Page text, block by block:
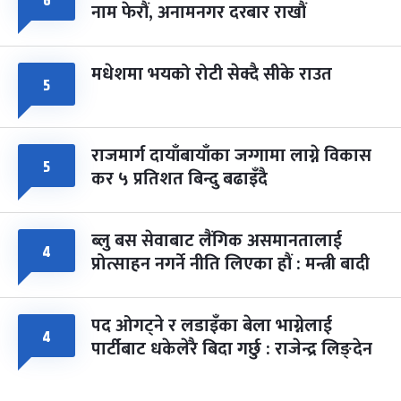
नाम फेरौं, अनामनगर दरबार राखौं
५ मधेशमा भयको रोटी सेक्दै सीके राउत
५ राजमार्ग दायाँबायाँका जग्गामा लाग्ने विकास
कर ५ प्रतिशत बिन्दु बढाइँदै
४ ब्लु बस सेवाबाट लैंगिक असमानतालाई
प्रोत्साहन नगर्ने नीति लिएका हौं : मन्त्री बादी
४ पद ओगट्ने र लडाइँका बेला भाग्नेलाई
पार्टीबाट धकेलेरै बिदा गर्छु : राजेन्द्र लिङ्देन